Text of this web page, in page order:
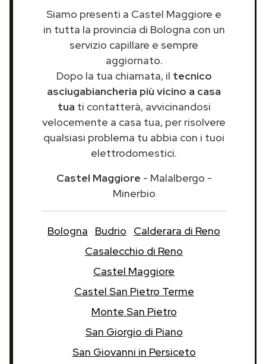
Siamo presenti a Castel Maggiore e
in tutta la provincia di Bologna con un
servizio capillare e sempre
aggiornato.
Dopo la tua chiamata, il tecnico
asciugabiancheria più vicino a casa
tua ti contatterà, avvicinandosi
velocemente a casa tua, per risolvere
qualsiasi problema tu abbia con i tuoi
elettrodomestici.
Castel Maggiore - Malalbergo -
Minerbio
Bologna Budrio
Calderara di Reno
Casalecchio di Reno
Castel Maggiore
Castel San Pietro Terme
Monte San Pietro
San Giorgio di Piano
San Giovanni in Persiceto